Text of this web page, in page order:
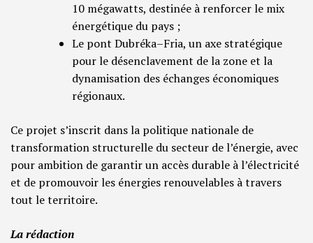
10 mégawatts, destinée à renforcer le mix
énergétique du pays ;
Le pont Dubréka–Fria, un axe stratégique
pour le désenclavement de la zone et la
dynamisation des échanges économiques
régionaux.
Ce projet s’inscrit dans la politique nationale de
transformation structurelle du secteur de l’énergie, avec
pour ambition de garantir un accès durable à l’électricité
et de promouvoir les énergies renouvelables à travers
tout le territoire.
La rédaction